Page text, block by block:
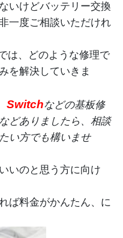
いけどバッテリー交換
一度ご相談いただけれ
は、どのような修理で
を解決していきま
Switchなどの基板修
どありましたら、相談
い方でも構いませ
いのと思う方に向け
ば料金がかんたん、に